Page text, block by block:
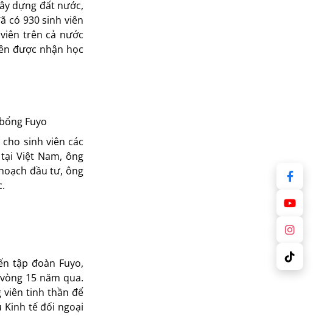
dựng đất nước,
có 930 sinh viên
trên cả nước
được nhận học
Fuyo
sinh viên các
Việt Nam, ông
đầu tư, ông
tập đoàn Fuyo,
15 năm qua.
viên tinh thần để
Kinh tế đối ngoại